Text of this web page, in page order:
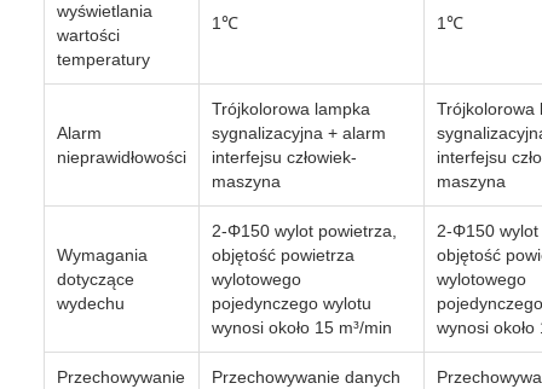
wyświetlania
wartości
temperatury
1℃ 1℃
Alarm
nieprawidłowości
Trójkolorowa lampka
sygnalizacyjna + alarm
interfejsu człowiek-
maszyna
Trójkolorowa
interfejsu
maszyna
Wymagania
dotyczące
wydechu
2-Φ150 wylot powietrza,
objętość powietrza
wylotowego
pojedynczego wylotu
wynosi około 15 m³/min
2-Φ150 wylot
objętość
wylotowego
wynosi około
Przechowywanie
Przechowywanie danych